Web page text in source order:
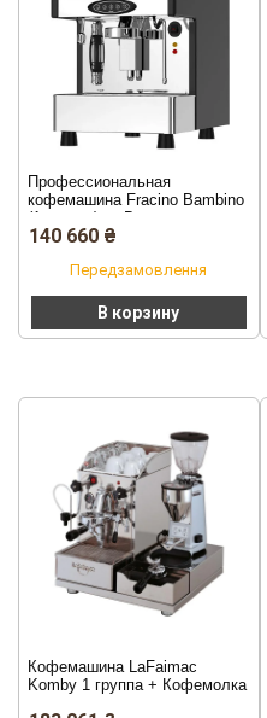
Профессиональная
кофемашина Fracino Bambino
(1 группа) — Великобритания.
140 660 ₴
Передзамовлення
В корзину
Кофемашина LaFaimac
Komby 1 группа + Кофемолка